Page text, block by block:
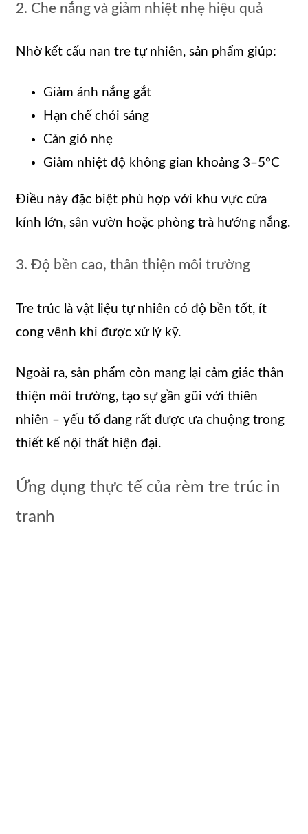
2. Che nắng và giảm nhiệt nhẹ hiệu quả
Nhờ kết cấu nan tre tự nhiên, sản phẩm giúp:
Giảm ánh nắng gắt
Hạn chế chói sáng
Cản gió nhẹ
Giảm nhiệt độ không gian khoảng 3–5°C
Điều này đặc biệt phù hợp với khu vực cửa
kính lớn, sân vườn hoặc phòng trà hướng nắng.
3. Độ bền cao, thân thiện môi trường
Tre trúc là vật liệu tự nhiên có độ bền tốt, ít
cong vênh khi được xử lý kỹ.
Ngoài ra, sản phẩm còn mang lại cảm giác thân
thiện môi trường, tạo sự gần gũi với thiên
nhiên – yếu tố đang rất được ưa chuộng trong
thiết kế nội thất hiện đại.
Ứng dụng thực tế của rèm tre trúc in
tranh